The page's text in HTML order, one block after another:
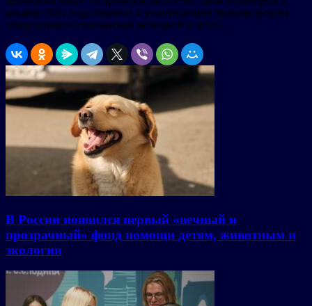
декабре 2021 года привела к уничтожению браконьерского
оборудования итальянской полицией и WWF.
В России появился первый «вечный и
прозрачный» фонд помощи детям, животным и
экологии